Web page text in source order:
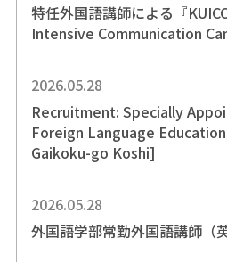
特任外国語講師による『
Intensive Communication
2026.05.28
Recruitment: Specially
Foreign Language
Gaikoku-go Koshi]
2026.05.28
外国語学部常勤外国語講師（